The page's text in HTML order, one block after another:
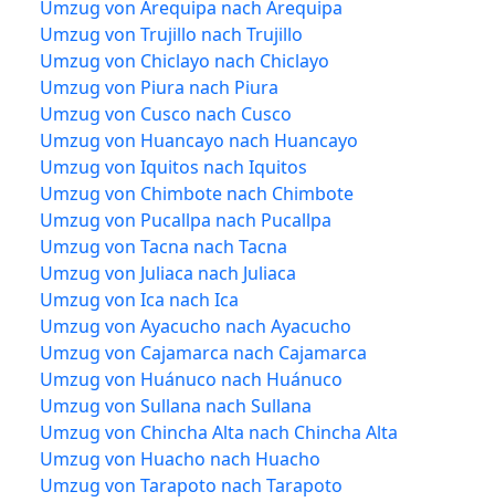
Umzug von Arequipa nach Arequipa
Umzug von Trujillo nach Trujillo
Umzug von Chiclayo nach Chiclayo
Umzug von Piura nach Piura
Umzug von Cusco nach Cusco
Umzug von Huancayo nach Huancayo
Umzug von Iquitos nach Iquitos
Umzug von Chimbote nach Chimbote
Umzug von Pucallpa nach Pucallpa
Umzug von Tacna nach Tacna
Umzug von Juliaca nach Juliaca
Umzug von Ica nach Ica
Umzug von Ayacucho nach Ayacucho
Umzug von Cajamarca nach Cajamarca
Umzug von Huánuco nach Huánuco
Umzug von Sullana nach Sullana
Umzug von Chincha Alta nach Chincha Alta
Umzug von Huacho nach Huacho
Umzug von Tarapoto nach Tarapoto